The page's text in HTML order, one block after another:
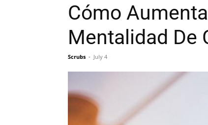
Cómo
Mentalidad De
Scrubs - July 4